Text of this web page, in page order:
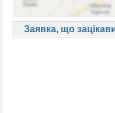
Заявка, що